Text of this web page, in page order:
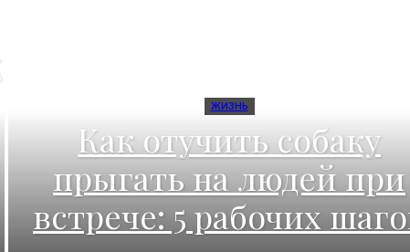
ЖИЗНЬ
Как отучить собаку
прыгать на людей при
встрече: 5 рабочих